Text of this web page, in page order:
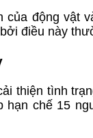
động vật
điều này
thiện tình
chế 15